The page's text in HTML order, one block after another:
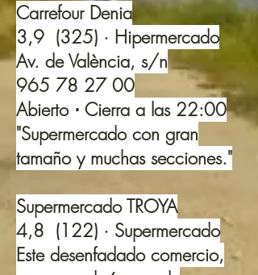
Carrefour Denia
3,9 (325) · Hipermercado
Av. de València, s/n
965 78 27 00
Abierto ⋅ Cierra a las 22:00
"Supermercado con gran
tamaño y muchas secciones."
Supermercado TROYA
4,8 (122) · Supermercado
Este desenfadado comercio,